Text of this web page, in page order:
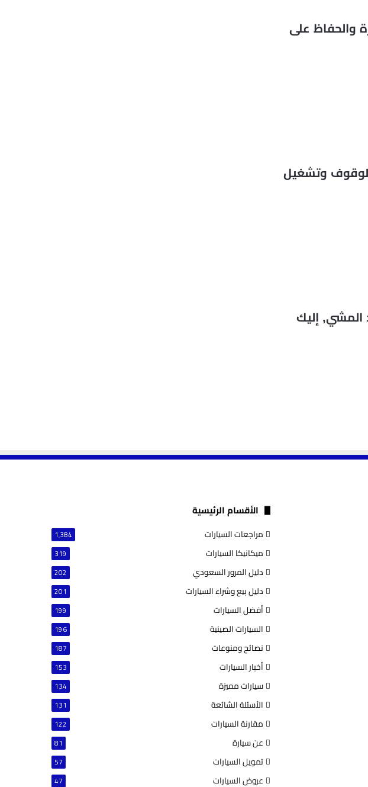
والحفاظ على
الوقوف وتشغيل
المشي, إليك
الأقسام الرئيسية
مراجعات السيارات 1٬384
ميكانيكا السيارات 319
دليل المرور السعودي 202
دليل بيع وشراء السيارات 201
أفضل السيارات 199
السيارات الصينية 196
نصائح ومنوعات 187
أخبار السيارات 153
سيارات مميزة 134
الأسئلة الشائعة 131
مقارنة السيارات 122
عن سيارة 81
تمويل السيارات 57
عروض السيارات 47